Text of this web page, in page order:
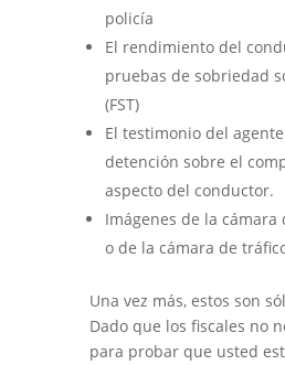
policía
El rendimiento del
pruebas de sobriedad
(FST)
El testimonio del
detención sobre el
aspecto del conductor.
Imágenes de la
o de la cámara de
Una vez más, estos son
Dado que los fiscales no
para probar que usted